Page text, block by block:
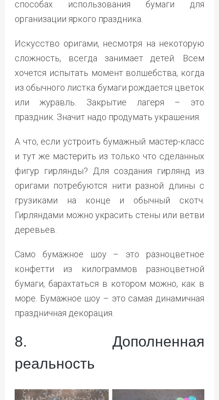
способах использования бумаги для
организации яркого праздника.
Искусство оригами, несмотря на некоторую
сложность, всегда занимает детей. Всем
хочется испытать момент волшебства, когда
из обычного листка бумаги рождается цветок
или журавль. Закрытие лагеря – это
праздник. Значит надо продумать украшения.
А что, если устроить бумажный мастер-класс
и тут же мастерить из только что сделанных
фигур гирлянды? Для создания гирлянд из
оригами потребуются нити разной длины с
грузиками на конце и обычный скотч.
Гирляндами можно украсить стены или ветви
деревьев.
Само бумажное шоу – это разноцветное
конфетти из килограммов разноцветной
бумаги, барахтаться в котором можно, как в
море. Бумажное шоу – это самая динамичная
праздничная декорация.
8. Дополненная
реальность